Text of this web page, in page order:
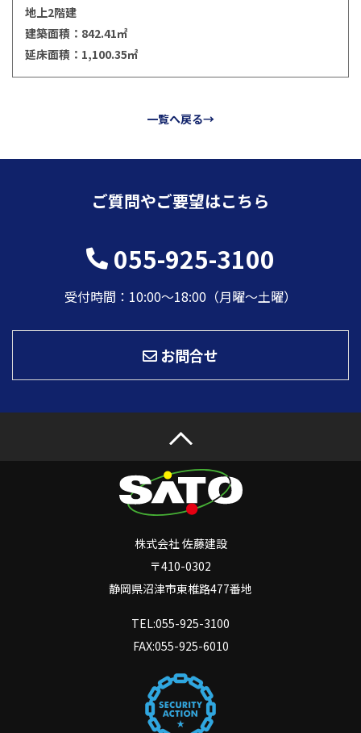
地上2階建
建築面積：842.41㎡
延床面積：1,100.35㎡
一覧へ戻る→
ご質問やご要望はこちら
055-925-3100
受付時間：10:00〜18:00（月曜～土曜）
お問合せ
株式会社 佐藤建設
〒410-0302
静岡県沼津市東椎路477番地
TEL:055-925-3100
FAX:055-925-6010